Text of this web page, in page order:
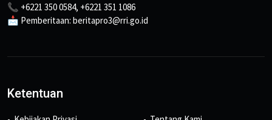
📞 +6221 350 0584, +6221 351 1086
📩 Pemberitaan: beritapro3@rri.go.id
Ketentuan